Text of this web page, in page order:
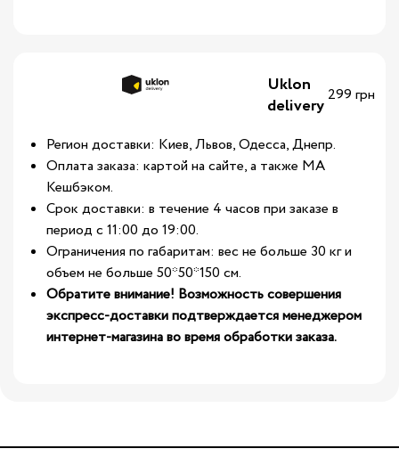
Uklon
delivery 299 грн
Регион доставки: Киев, Львов, Одесса, Днепр.
Оплата заказа: картой на сайте, а также МА
Кешбэком.
Срок доставки: в течение 4 часов при заказе в
период с 11:00 до 19:00.
Ограничения по габаритам: вес не больше 30 кг и
объем не больше 50*50*150 см.
Обратите внимание! Возможность совершения
экспресс-доставки подтверждается менеджером
интернет-магазина во время обработки заказа.